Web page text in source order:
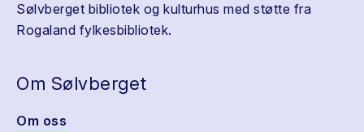
Sølvberget bibliotek og kulturhus med støtte fra
Rogaland fylkesbibliotek.
Om Sølvberget
Om oss